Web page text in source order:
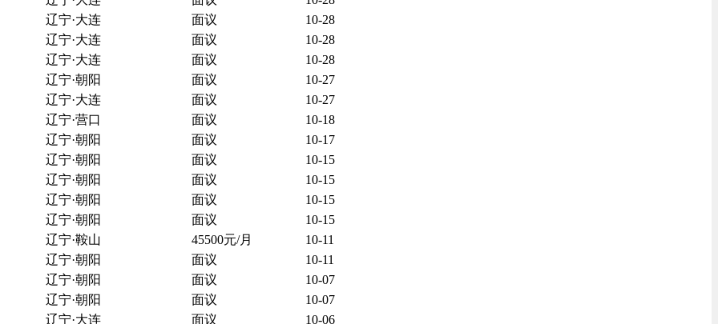
辽宁·大连
面议
10-28
辽宁·大连
面议
10-28
辽宁·大连
面议
10-28
辽宁·朝阳
面议
10-27
辽宁·大连
面议
10-27
辽宁·营口
面议
10-18
辽宁·朝阳
面议
10-17
辽宁·朝阳
面议
10-15
辽宁·朝阳
面议
10-15
辽宁·朝阳
面议
10-15
辽宁·朝阳
面议
10-15
辽宁·鞍山
45500元/月
10-11
辽宁·朝阳
面议
10-11
辽宁·朝阳
面议
10-07
辽宁·朝阳
面议
10-07
辽宁·大连
面议 10-06